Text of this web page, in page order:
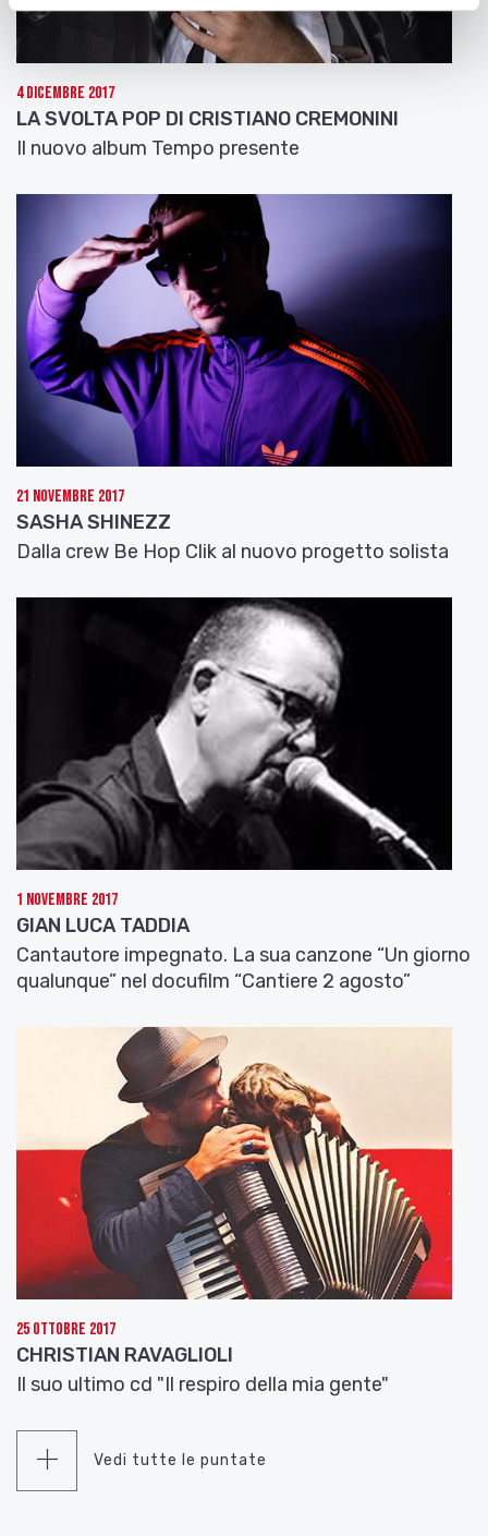
4 Dicembre 2017
LA SVOLTA POP DI CRISTIANO CREMONINI
Il nuovo album Tempo presente
21 Novembre 2017
SASHA SHINEZZ
Dalla crew Be Hop Clik al nuovo progetto solista
1 Novembre 2017
GIAN LUCA TADDIA
Cantautore impegnato. La sua canzone “Un giorno
qualunque” nel docufilm “Cantiere 2 agosto”
25 Ottobre 2017
CHRISTIAN RAVAGLIOLI
Il suo ultimo cd "Il respiro della mia gente"
Vedi tutte le puntate